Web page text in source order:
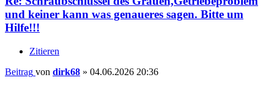
und keiner kann was genaueres sagen. Bitte um
Hilfe!!!
Zitieren
Beitrag von dirk68 » 04.06.2026 20:36